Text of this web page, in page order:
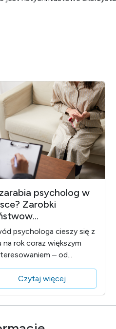
psycholog w
Zarobki
psychologa cieszy się z
na rok coraz większym
– od...
Czytaj więcej